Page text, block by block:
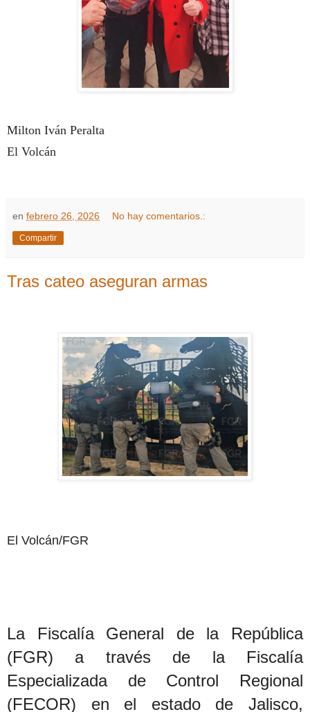
Milton Iván Peralta
El Volcán
en febrero 26, 2026 No hay comentarios.:
Compartir
Tras cateo aseguran armas
El Volcán/FGR
La Fiscalía General de la República
(FGR) a través de la Fiscalía
Especializada de Control Regional
(FECOR) en el estado de Jalisco,